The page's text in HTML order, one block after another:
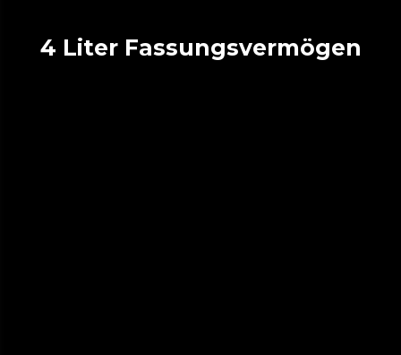
4 Liter Fassungsvermögen